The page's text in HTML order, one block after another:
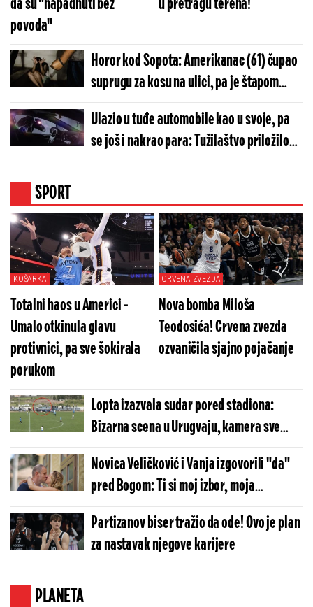
da su "napadnuti bez
povoda"
u pretragu terena!
Horor kod Sopota: Amerikanac (61) čupao
suprugu za kosu na ulici, pa je štapom
udarao po glavi
Ulazio u tuđe automobile kao u svoje, pa
se još i nakrao para: Tužilaštvo priložilo
SPORT
KOŠARKA
Totalni haos u Americi -
Umalo otkinula glavu
protivnici, pa sve šokirala
porukom
CRVENA ZVEZDA
Nova bomba Miloša
Teodosića! Crvena zvezda
ozvaničila sjajno pojačanje
Lopta izazvala sudar pored stadiona:
Bizarna scena u Urugvaju, kamera sve
snimila (VIDEO)
Novica Veličković i Vanja izgovorili "da"
pred Bogom: Ti si moj izbor, moja
sigurnost i moje zauvek
Partizanov biser tražio da ode! Ovo je plan
za nastavak njegove karijere
PLANETA